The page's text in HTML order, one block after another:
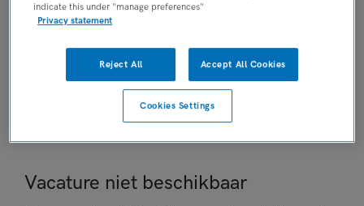
Overig
Niet nader bepaald
DIENSTVERBAND
Vacature niet beschikbaar
indicate this under "manage preferences"
Privacy statement
Reject All Accept All Cookies
Cookies Settings